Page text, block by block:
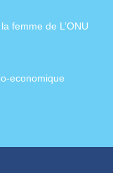
femme de L’ONU
economique